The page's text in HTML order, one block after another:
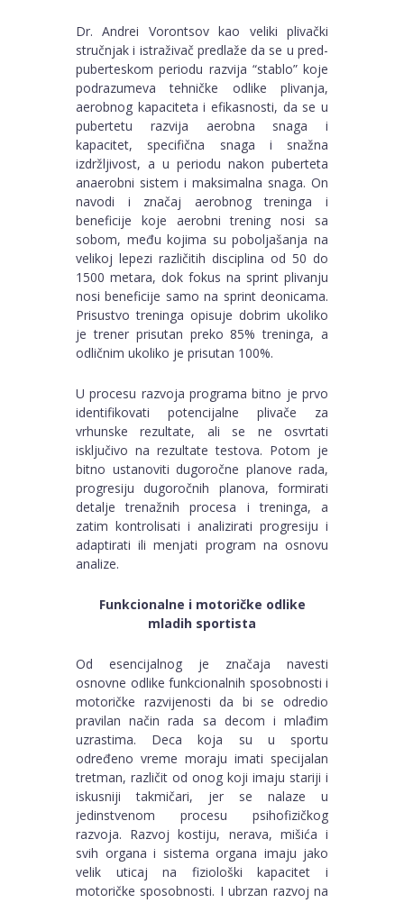
Dr. Andrei Vorontsov kao veliki plivački
stručnjak i istraživač predlaže da se u pred-
puberteskom periodu razvija “stablo” koje
podrazumeva tehničke odlike plivanja,
aerobnog kapaciteta i efikasnosti, da se u
pubertetu razvija aerobna snaga i
kapacitet, specifična snaga i snažna
izdržljivost, a u periodu nakon puberteta
anaerobni sistem i maksimalna snaga. On
navodi i značaj aerobnog treninga i
beneficije koje aerobni trening nosi sa
sobom, među kojima su poboljašanja na
velikoj lepezi različitih disciplina od 50 do
1500 metara, dok fokus na sprint plivanju
nosi beneficije samo na sprint deonicama.
Prisustvo treninga opisuje dobrim ukoliko
je trener prisutan preko 85% treninga, a
odličnim ukoliko je prisutan 100%.
U procesu razvoja programa bitno je prvo
identifikovati potencijalne plivače za
vrhunske rezultate, ali se ne osvrtati
isključivo na rezultate testova. Potom je
bitno ustanoviti dugoročne planove rada,
progresiju dugoročnih planova, formirati
detalje trenažnih procesa i treninga, a
zatim kontrolisati i analizirati progresiju i
adaptirati ili menjati program na osnovu
analize.
Funkcionalne i motoričke odlike
mladih sportista
Od esencijalnog je značaja navesti
osnovne odlike funkcionalnih sposobnosti i
motoričke razvijenosti da bi se odredio
pravilan način rada sa decom i mlađim
uzrastima. Deca koja su u sportu
određeno vreme moraju imati specijalan
tretman, različit od onog koji imaju stariji i
iskusniji takmičari, jer se nalaze u
jedinstvenom procesu psihofizičkog
razvoja. Razvoj kostiju, nerava, mišića i
svih organa i sistema organa imaju jako
velik uticaj na fiziološki kapacitet i
motoričke sposobnosti. I ubrzan razvoj na